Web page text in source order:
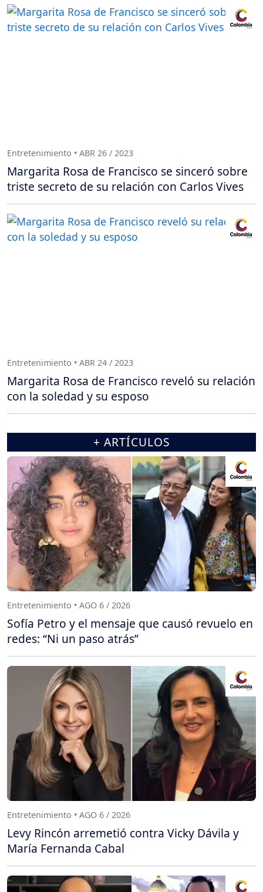
Entretenimiento • ABR 26 / 2023
Margarita Rosa de Francisco se sinceró sobre
triste secreto de su relación con Carlos Vives
Entretenimiento • ABR 24 / 2023
Margarita Rosa de Francisco reveló su relación
con la soledad y su esposo
+ ARTÍCULOS
Entretenimiento • AGO 6 / 2026
Sofía Petro y el mensaje que causó revuelo en
redes: “Ni un paso atrás”
Entretenimiento • AGO 6 / 2026
Levy Rincón arremetió contra Vicky Dávila y
María Fernanda Cabal